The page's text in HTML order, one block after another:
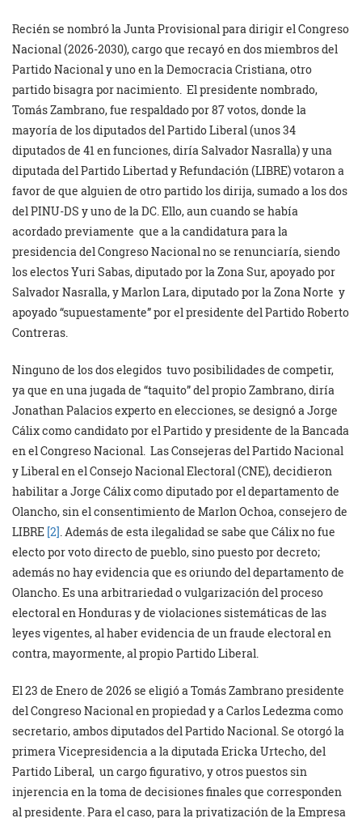
Recién se nombró la Junta Provisional para dirigir el Congreso
Nacional (2026-2030), cargo que recayó en dos miembros del
Partido Nacional y uno en la Democracia Cristiana, otro
partido bisagra por nacimiento. El presidente nombrado,
Tomás Zambrano, fue respaldado por 87 votos, donde la
mayoría de los diputados del Partido Liberal (unos 34
diputados de 41 en funciones, diría Salvador Nasralla) y una
diputada del Partido Libertad y Refundación (LIBRE) votaron a
favor de que alguien de otro partido los dirija, sumado a los dos
del PINU-DS y uno de la DC. Ello, aun cuando se había
acordado previamente que a la candidatura para la
presidencia del Congreso Nacional no se renunciaría, siendo
los electos Yuri Sabas, diputado por la Zona Sur, apoyado por
Salvador Nasralla, y Marlon Lara, diputado por la Zona Norte y
apoyado “supuestamente” por el presidente del Partido Roberto
Contreras.
Ninguno de los dos elegidos tuvo posibilidades de competir,
ya que en una jugada de “taquito” del propio Zambrano, diría
Jonathan Palacios experto en elecciones, se designó a Jorge
Cálix como candidato por el Partido y presidente de la Bancada
en el Congreso Nacional. Las Consejeras del Partido Nacional
y Liberal en el Consejo Nacional Electoral (CNE), decidieron
habilitar a Jorge Cálix como diputado por el departamento de
Olancho, sin el consentimiento de Marlon Ochoa, consejero de
LIBRE [2] . Además de esta ilegalidad se sabe que Cálix no fue
electo por voto directo de pueblo, sino puesto por decreto;
además no hay evidencia que es oriundo del departamento de
Olancho. Es una arbitrariedad o vulgarización del proceso
electoral en Honduras y de violaciones sistemáticas de las
leyes vigentes, al haber evidencia de un fraude electoral en
contra, mayormente, al propio Partido Liberal.
El 23 de Enero de 2026 se eligió a Tomás Zambrano presidente
del Congreso Nacional en propiedad y a Carlos Ledezma como
secretario, ambos diputados del Partido Nacional. Se otorgó la
primera Vicepresidencia a la diputada Ericka Urtecho, del
Partido Liberal, un cargo figurativo, y otros puestos sin
injerencia en la toma de decisiones finales que corresponden
al presidente. Para el caso, para la privatización de la Empresa